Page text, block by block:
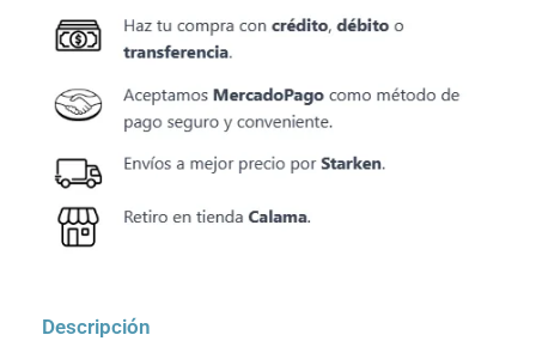
Descripción